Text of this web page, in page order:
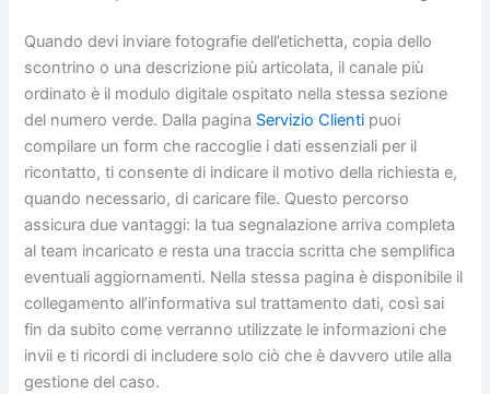
Quando devi inviare fotografie dell’etichetta, copia dello
scontrino o una descrizione più articolata, il canale più
ordinato è il modulo digitale ospitato nella stessa sezione
del numero verde. Dalla pagina Servizio Clienti puoi
compilare un form che raccoglie i dati essenziali per il
ricontatto, ti consente di indicare il motivo della richiesta e,
quando necessario, di caricare file. Questo percorso
assicura due vantaggi: la tua segnalazione arriva completa
al team incaricato e resta una traccia scritta che semplifica
eventuali aggiornamenti. Nella stessa pagina è disponibile il
collegamento all’informativa sul trattamento dati, così sai
fin da subito come verranno utilizzate le informazioni che
invii e ti ricordi di includere solo ciò che è davvero utile alla
gestione del caso.